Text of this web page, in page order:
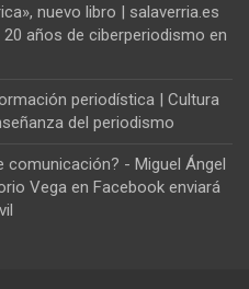
nuevo libro | salaverria.es
años de ciberperiodismo en
periodística | Cultura
del periodismo
comunicación? - Miguel Ángel
Vega en Facebook enviará